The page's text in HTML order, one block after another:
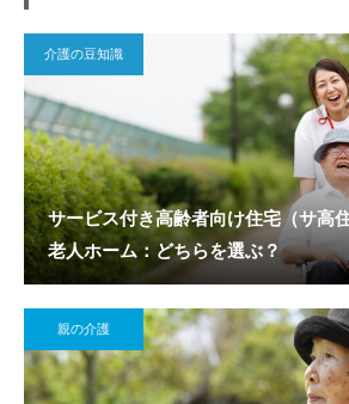
介護の豆知識
サービス付き高齢者向け住宅（サ高
老人ホーム：どちらを選ぶ？
親の介護